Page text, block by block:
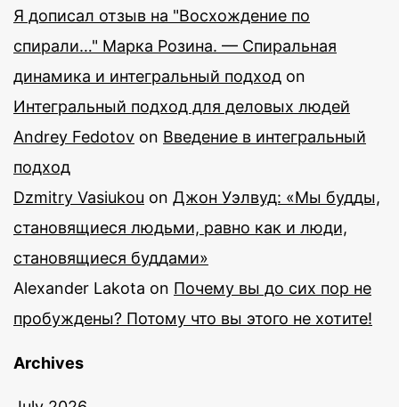
Я дописал отзыв на "Восхождение по
спирали…" Марка Розина. — Спиральная
динамика и интегральный подход on
Интегральный подход для деловых людей
Andrey Fedotov on Введение в интегральный
подход
Dzmitry Vasiukou on Джон Уэлвуд: «Мы будды,
становящиеся людьми, равно как и люди,
становящиеся буддами»
Alexander Lakota on Почему вы до сих пор не
пробуждены? Потому что вы этого не хотите!
Archives